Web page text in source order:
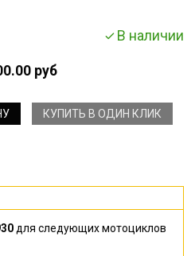
В наличии
руб
КУПИТЬ В ОДИН КЛИК
для следующих мотоциклов